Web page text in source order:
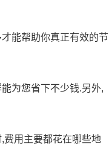
能帮助你真正有效的节
为您省下不少钱.另外,
费用主要都花在哪些地